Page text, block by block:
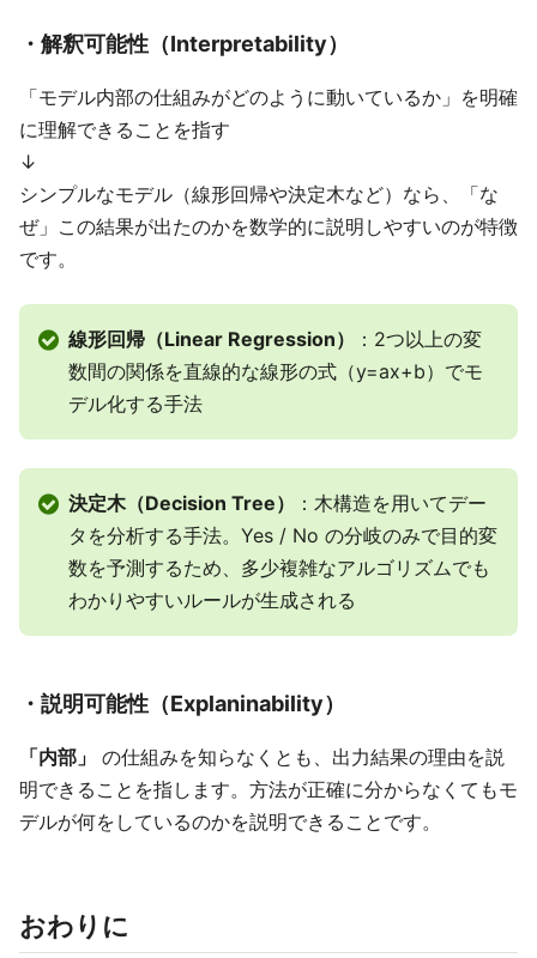
・解釈可能性（Interpretability）
「モデル内部の仕組みがどのように動いているか」を明確
に理解できることを指す
↓
シンプルなモデル（線形回帰や決定木など）なら、「な
ぜ」この結果が出たのかを数学的に説明しやすいのが特徴
です。
線形回帰（Linear Regression）
：2つ以上の変
数間の関係を直線的な線形の式（y=ax+b）でモ
デル化する手法
決定木（Decision Tree）
：木構造を用いてデー
タを分析する手法。Yes / No の分岐のみで目的変
数を予測するため、多少複雑なアルゴリズムでも
わかりやすいルールが生成される
・説明可能性（Explaninability）
「内部」
の仕組みを知らなくとも、出力結果の理由を説
明できることを指します。方法が正確に分からなくてもモ
デルが何をしているのかを説明できることです。
おわりに